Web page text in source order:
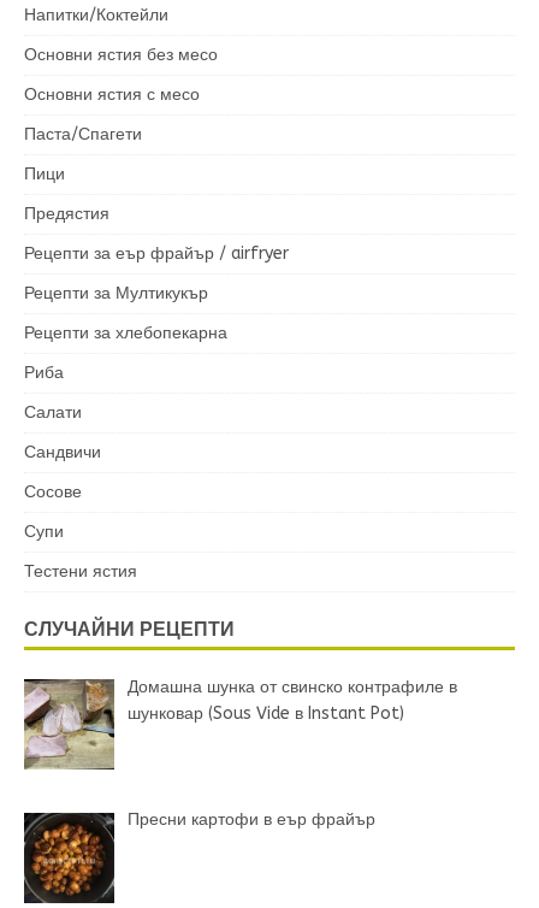
Напитки/Коктейли
Основни ястия без месо
Основни ястия с месо
Паста/Спагети
Пици
Предястия
Рецепти за еър фрайър / airfryer
Рецепти за Мултикукър
Рецепти за хлебопекарна
Риба
Салати
Сандвичи
Сосове
Супи
Тестени ястия
СЛУЧАЙНИ РЕЦЕПТИ
Домашна шунка от свинско контрафиле в
шунковар (Sous Vide в Instant Pot)
Пресни картофи в еър фрайър